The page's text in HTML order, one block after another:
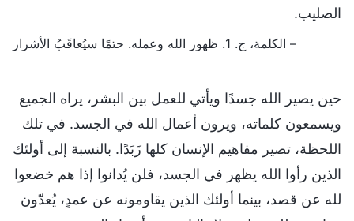
الصليب.
– الكلمة، ج. 1. ظهور الله وعمله. حتمًا سيُعاقَبُ الأشرار
حين يصير الله جسدًا ويأتي للعمل بين البشر، يراه الجميع
ويسمعون كلماته، ويرون أعمال الله في الجسد. في تلك
اللحظة، تصير مفاهيم الإنسان كلها زَبَدًا. بالنسبة إلى أولئك
الذين رأوا الله يظهر في الجسد، فلن يُدانوا إذا هم خضعوا
لله عن قصد، بينما أولئك الذين يقاومونه عن عمدٍ، يُعدّون